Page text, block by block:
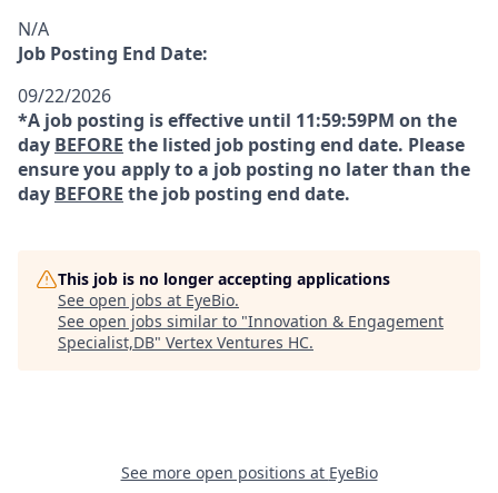
N/A
Job Posting End Date:
09/22/2026
*A job posting is effective until 11:59:59PM on the
day BEFORE the listed job posting end date. Please
ensure you apply to a job posting no later than the
day BEFORE the job posting end date.
This job is no longer accepting applications
See open jobs at EyeBio.
See open jobs similar to "Innovation & Engagement
Specialist,DB" Vertex Ventures HC.
See more open positions at EyeBio